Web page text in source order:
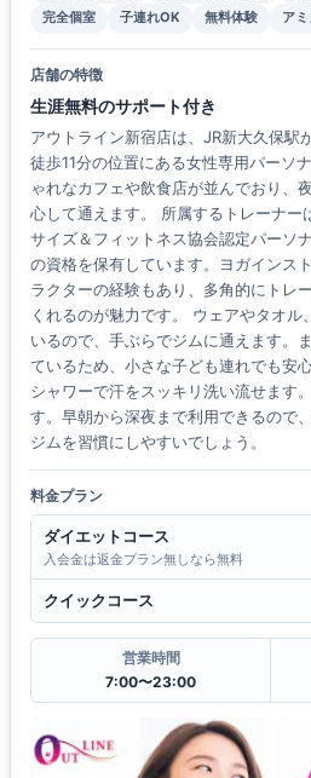
完全個室
子連れOK 無料体験 ア
店舗の特徴
生涯無料のサポート付き
アウトライン新宿店は、JR新大久保駅
徒歩11分の位置にある女性専用パーソ
ゃれなカフェや飲食店が並んでおり、
心して通えます。 所属するトレーナー
サイズ＆フィットネス協会認定パーソ
の資格を保有しています。ヨガインス
ラクターの経験もあり、多角的にトレ
くれるのが魅力です。 ウェアやタオル
いるので、手ぶらでジムに通えます。
ているため、小さな子ども連れでも安
シャワーで汗をスッキリ洗い流せます
す。早朝から深夜まで利用できるので
ジムを習慣にしやすいでしょう。
料金プラン
ダイエットコース
入会金は返金プラン無しなら無料
クイックコース
営業時間
7:00〜23:00